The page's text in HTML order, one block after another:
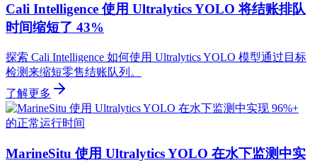
Cali Intelligence 使用 Ultralytics YOLO 将结账排队
时间缩短了 43%
探索 Cali Intelligence 如何使用 Ultralytics YOLO 模型通过目标
检测来缩短零售结账队列。
了解更多
MarineSitu 使用 Ultralytics YOLO 在水下监测中实